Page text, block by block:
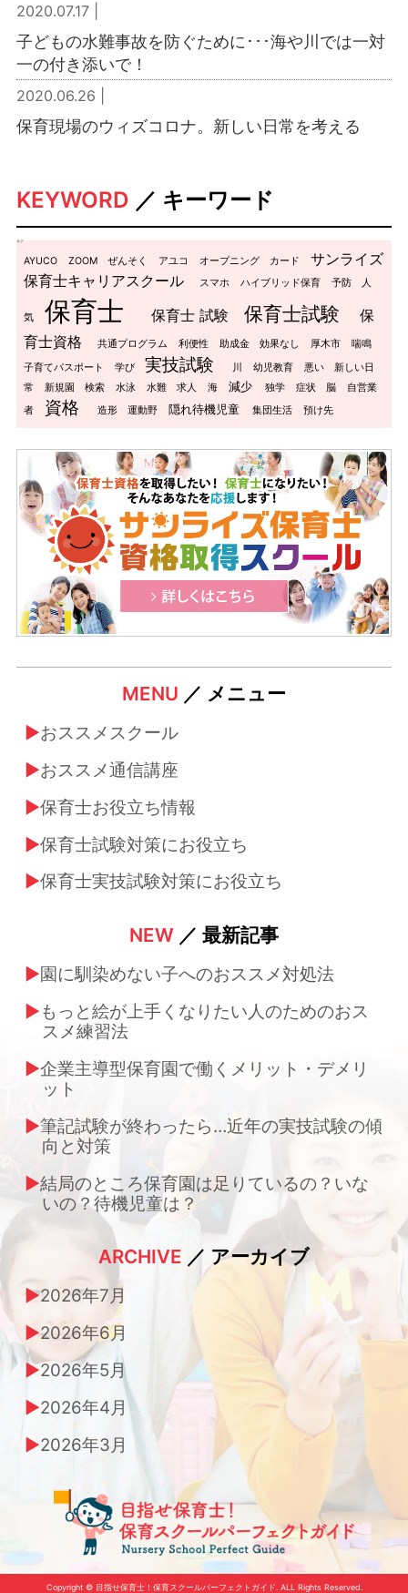
2020.07.17 |
子どもの水難事故を防ぐために･･･海や川では一対
一の付き添いで！
2020.06.26 |
保育現場のウィズコロナ。新しい日常を考える
KEYWORD ／ キーワード
タグ
AYUCO ZOOM ぜんそく アユコ オープニング カード
サンライズ
保育士キャリアスクール
スマホ ハイブリッド保育 予防 人
気 保育士 保育士 試験 保育士試験
保
育士資格
共通プログラム 利便性 助成金 効果なし 厚木市
喘鳴
子育てパスポート
学び 実技試験 川 幼児教育 悪い
新しい日
常
新規園 検索 水泳 水難 求人 海 減少 独学 症状 脳
自営業
者
資格 造形 運動野 隠れ待機児童 集団生活 預け先
MENU ／ メニュー
おススメスクール
おススメ通信講座
保育士お役立ち情報
保育士試験対策にお役立ち
保育士実技試験対策にお役立ち
NEW ／ 最新記事
園に馴染めない子へのおススメ対処法
もっと絵が上手くなりたい人のためのおス
スメ練習法
企業主導型保育園で働くメリット・デメリ
ット
筆記試験が終わったら…近年の実技試験の傾
向と対策
結局のところ保育園は足りているの？いな
いの？待機児童は？
ARCHIVE ／ アーカイブ
2026年7月
2026年6月
2026年5月
2026年4月
2026年3月
Copyright © 目指せ保育士！保育スクールパーフェクトガイド. ALL Rights Reserved.